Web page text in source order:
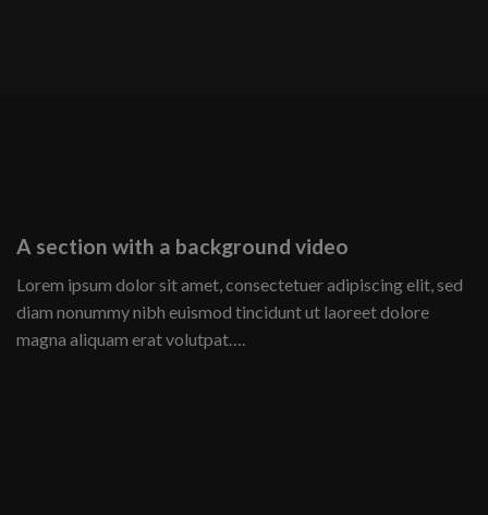
A section with a background video
Lorem ipsum dolor sit amet, consectetuer adipiscing elit, sed
diam nonummy nibh euismod tincidunt ut laoreet dolore
magna aliquam erat volutpat….